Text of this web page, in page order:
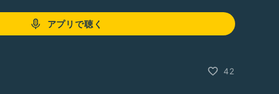
アプリで聴く
42